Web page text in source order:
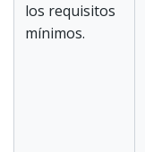
los requisitos
mínimos.